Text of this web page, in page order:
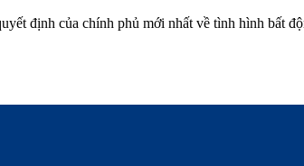
định của chính phủ mới nhất về tình hình bất